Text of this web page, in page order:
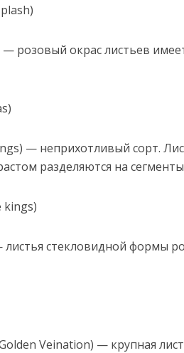
— розовый окрас листьев
— неприхотливый сорт.
разделяются на
стекловидной формы
Veination) — крупная